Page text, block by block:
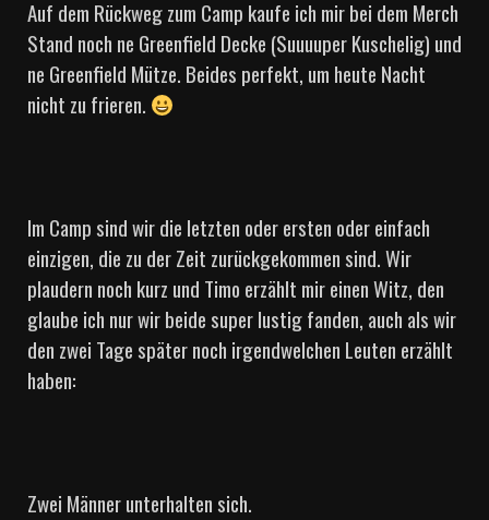
Auf dem Rückweg zum Camp kaufe ich mir bei dem Merch
Stand noch ne Greenfield Decke (Suuuuper Kuschelig) und
ne Greenfield Mütze. Beides perfekt, um heute Nacht
nicht zu frieren.
Im Camp sind wir die letzten oder ersten oder einfach
einzigen, die zu der Zeit zurückgekommen sind. Wir
plaudern noch kurz und Timo erzählt mir einen Witz, den
glaube ich nur wir beide super lustig fanden, auch als wir
den zwei Tage später noch irgendwelchen Leuten erzählt
haben:
Zwei Männer unterhalten sich.